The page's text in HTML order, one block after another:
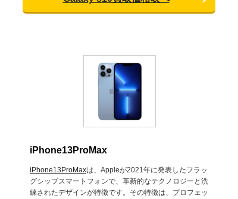
iPhone13ProMax
iPhone13ProMaxは、Appleが2021年に発表したフラッ
グシップスマートフォンで、革新的なテクノロジーと洗
練されたデザインが特徴です。その特徴は、プロフェッ